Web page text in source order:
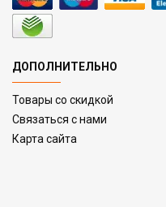
ДОПОЛНИТЕЛЬНО
Товары со скидкой
Связаться с нами
Карта сайта